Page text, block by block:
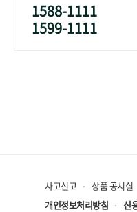
1588-1111
1599-1111
사고신고 상품 공시실
개인정보처리방침
신